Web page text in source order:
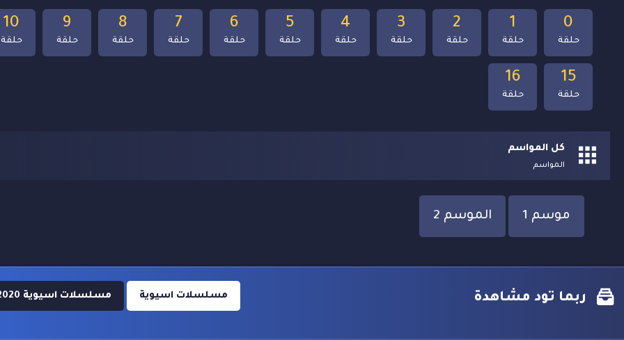
16
حلقة
15
حلقة
10
حلقة
9
حلقة
8
حلقة
7
حلقة
6
حلقة
5
حلقة
4
حلقة
3
حلقة
2
حلقة
1
حلقة
0
حلقة
كل المواسم
المواسم
موسم 1 الموسم 2
ربما تود مشاهدة مسلسلات اسيوية مسلسلات اسيوية 2020